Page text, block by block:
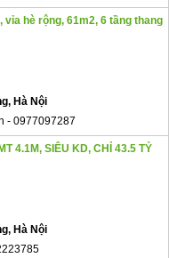
vỉa hè rộng, 61m2, 6 tầng thang
Hà Nội
- 0977097287
4.1M, SIÊU KD, CHỈ 43.5 TỶ
Hà Nội